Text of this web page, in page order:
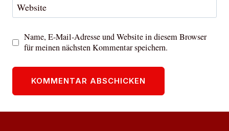
Website
Name, E-Mail-Adresse und Website in diesem Browser
für meinen nächsten Kommentar speichern.